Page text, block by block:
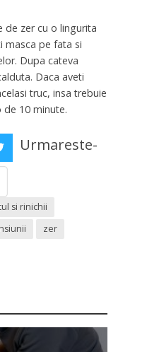
de zer cu o lingurita
masca pe fata si
Dupa cateva
Daca aveti
truc, insa trebuie
de 10 minute.
Urmareste-
si rinichii
zer